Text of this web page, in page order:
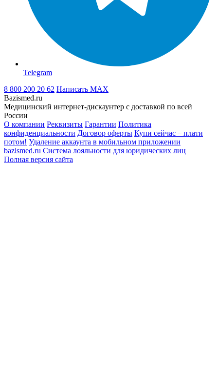
Telegram
8 800 200 20 62 Написать MAX
Bazismed.ru
Медицинский интернет-дискаунтер с доставкой по всей
России
О компании Реквизиты Гарантии Политика
конфиденциальности Договор оферты Купи сейчас – плати
потом! Удаление аккаунта в мобильном приложении
bazismed.ru Система лояльности для юридических лиц
Полная версия сайта